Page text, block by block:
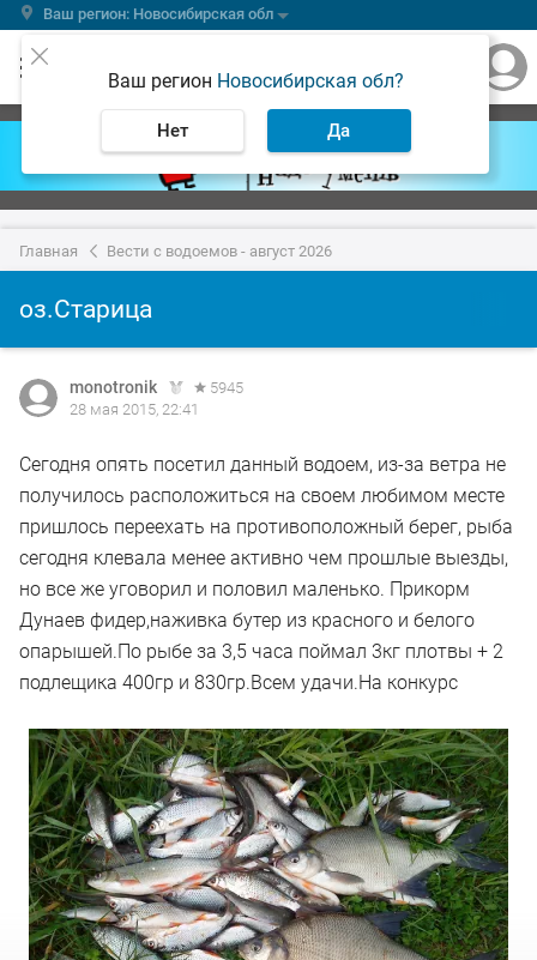
Ваш регион: Новосибирская обл
Ваш регион Новосибирская обл?
Нет Да
Главная Вести с водоемов - август 2026
оз.Старица
monotronik
5945
28 мая 2015, 22:41
Сегодня опять посетил данный водоем, из-за ветра не
получилось расположиться на своем любимом месте
пришлось переехать на противоположный берег, рыба
сегодня клевала менее активно чем прошлые выезды,
но все же уговорил и половил маленько. Прикорм
Дунаев фидер,наживка бутер из красного и белого
опарышей.По рыбе за 3,5 часа поймал 3кг плотвы + 2
подлещика 400гр и 830гр.Всем удачи.На конкурс